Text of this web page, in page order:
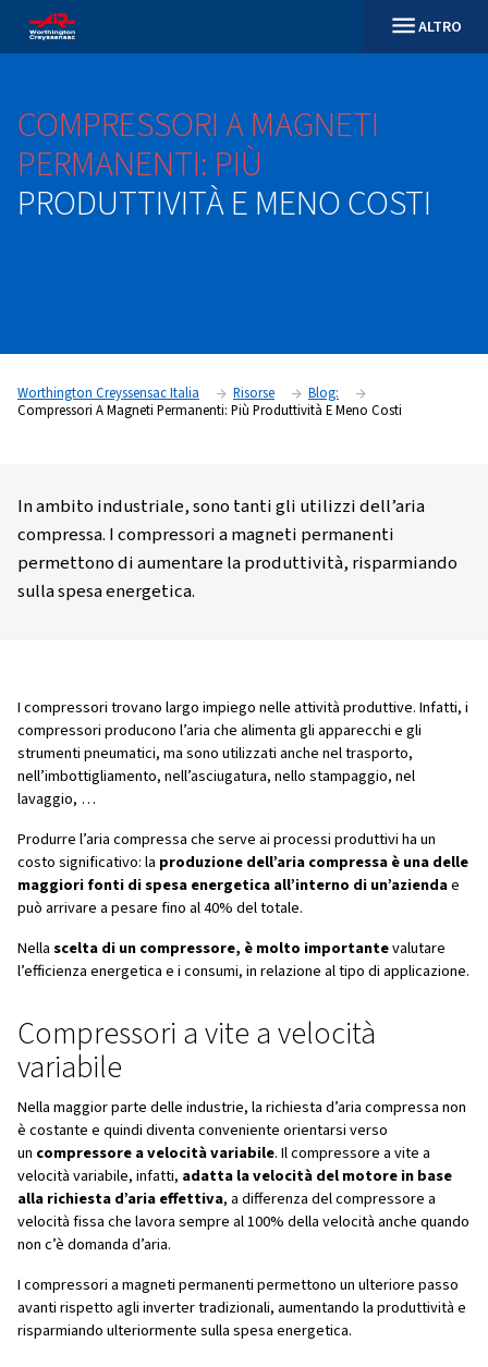
COMPRESSORI AMAGNETI
PERMANENTI:PIÙ
Compressori A Magneti Permanenti: Più Produttività E Meno
permettono di aumentare la produttività,
sulla spesa energetica.
I compressori trovano largo impiego nelle attività
compressori producono l’aria che alimenta gli
strumenti pneumatici, ma sono utilizzati anche nel
nell’imbottigliamento, nell’asciugatura, nello
Produrre l’aria compressa che serve ai processi
costo significativo: la
maggiori fonti di spesa energetica all’interno di
può arrivare a pesare fino al 40% del totale.
Nellascelta di un compressore, è molto importante
l’efficienza energetica e i consumi, in relazione al tipo di
Compressori a vite a velocità
variabile